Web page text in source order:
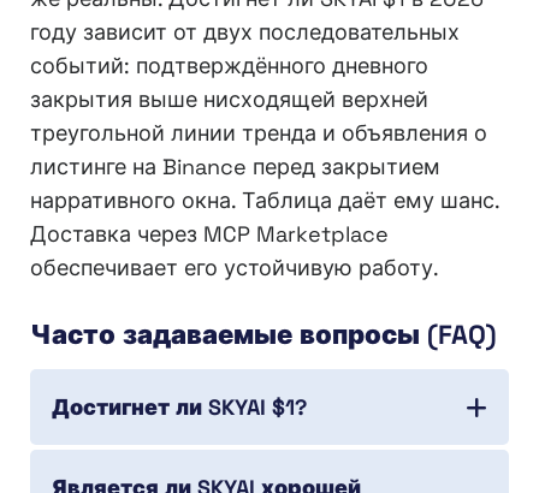
году зависит от двух последовательных
событий: подтверждённого дневного
закрытия выше нисходящей верхней
треугольной линии тренда и объявления о
листинге на Binance перед закрытием
нарративного окна. Таблица даёт ему шанс.
Доставка через MCP Marketplace
обеспечивает его устойчивую работу.
Часто задаваемые вопросы (FAQ)
Достигнет ли SKYAI $1?